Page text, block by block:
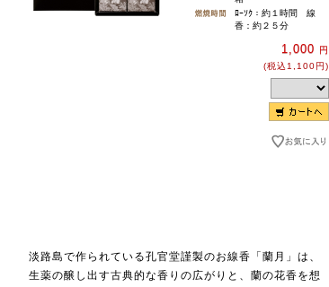
ﾛｰｿｸ：約１時間 線
香：約２５分
1,000
円
(税込1,100円)
淡路島で作られている孔官堂謹製のお線香「蘭月」は、
生薬の醸し出す古典的な香りの広がりと、蘭の花香を想